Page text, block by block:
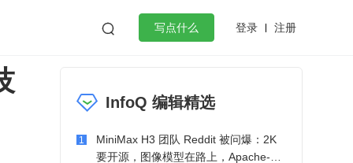
 写点什么 登录 注册
作
微服务架构 flutter
InfoQ 编辑精选
1
MiniMax H3 团队 Reddit 被问爆：2K
要开源，图像模型在路上，Apache-2.0